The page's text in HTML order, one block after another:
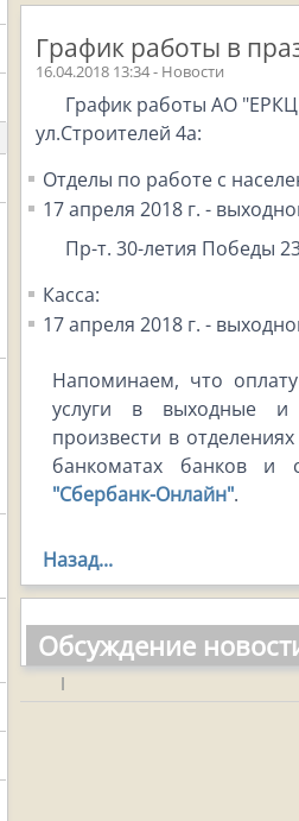
График работы в
16.04.2018 13:34 - Новости
График работы АО
ул.Строителей 4а:
Отделы по работе с
17 апреля 2018 г. -
Пр-т. 30-летия Победы
Касса:
17 апреля 2018 г. -
Напоминаем, что
услуги в выходные
произвести в
банкоматах банков и
"Сбербанк-Онлайн".
Назад...
Обсуждение
|